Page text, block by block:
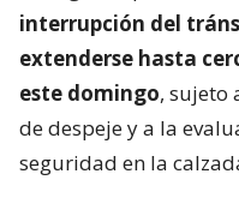
interrupción del
extenderse hasta
este domingo, sujeto
de despeje y a la
seguridad en la